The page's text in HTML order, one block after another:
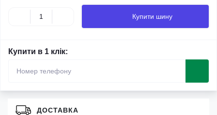
Купити шину
Купити в 1 клік:
ДОСТАВКА